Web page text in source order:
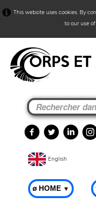
This website uses cookies. By
to our use of
English
ø HOME ▼